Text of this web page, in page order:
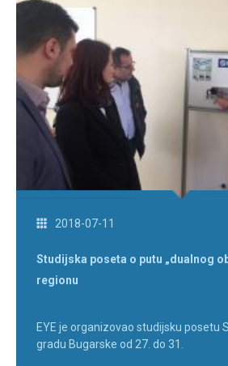
2018-07-11
Studijska poseta o putu „dualnog
regionu
EYE je organizovao studijsku posetu
gradu Bugarske od 27. do 31.